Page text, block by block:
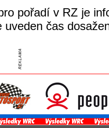
pořadí v RZ je
uveden čas